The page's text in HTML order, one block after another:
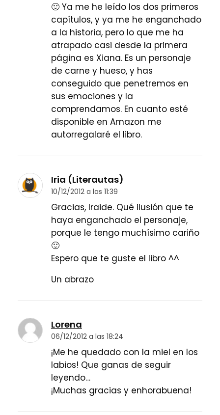
🙂 Ya me he leído los dos primeros
capítulos, y ya me he enganchado
a la historia, pero lo que me ha
atrapado casi desde la primera
página es Xiana. Es un personaje
de carne y hueso, y has
conseguido que penetremos en
sus emociones y la
comprendamos. En cuanto esté
disponible en Amazon me
autorregalaré el libro.
Iria (Literautas)
10/12/2012 a las 11:39
Gracias, Iraide. Qué ilusión que te
haya enganchado el personaje,
porque le tengo muchísimo cariño
🙂
Espero que te guste el libro ^^
Un abrazo
Lorena
06/12/2012 a las 18:24
¡Me he quedado con la miel en los
labios! Que ganas de seguir
leyendo…
¡Muchas gracias y enhorabuena!